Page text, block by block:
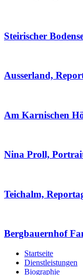
Steirischer
Ausserland,
Am Karnischen
Nina Proll,
Teichalm,
Bergbauernhof
Startseite
Dienstleistungen
Biographie